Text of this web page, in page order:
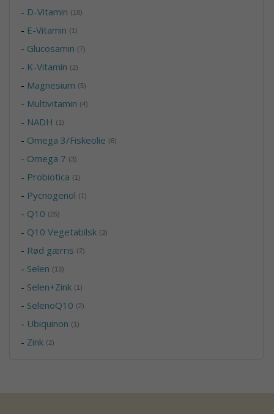
- D-Vitamin (18)
- E-Vitamin (1)
- Glucosamin (7)
- K-Vitamin (2)
- Magnesium (5)
- Multivitamin (4)
- NADH (1)
- Omega 3/Fiskeolie (6)
- Omega 7 (3)
- Probiotica (1)
- Pycnogenol (1)
- Q10 (25)
- Q10 Vegetabilsk (3)
- Rød gærris (2)
- Selen (13)
- Selen+Zink (1)
- SelenoQ10 (2)
- Ubiquinon (1)
- Zink (2)